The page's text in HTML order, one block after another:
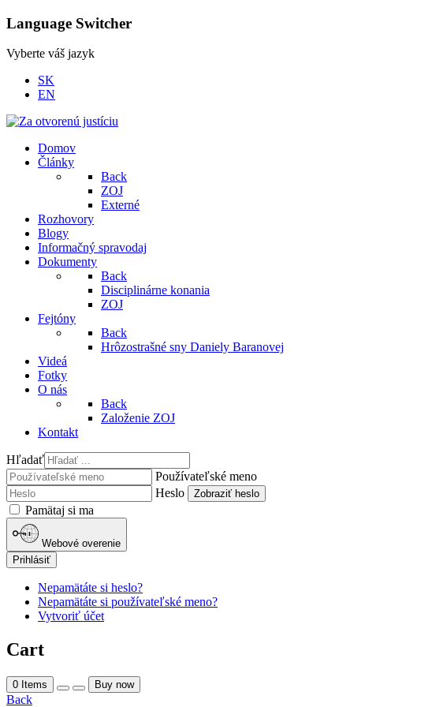
Language Switcher
Vyberte váš jazyk
SK
EN
Domov
Články
Back
ZOJ
Externé
Rozhovory
Blogy
Informačný spravodaj
Dokumenty
Back
Disciplinárne konania
ZOJ
Fejtóny
Back
Hrôzostrašné sny Daniely Baranovej
Videá
Fotky
O nás
Back
Založenie ZOJ
Kontakt
Hľadať
Používateľské meno
Heslo
Zobraziť heslo
Pamätaj si ma
Webové overenie
Prihlásiť
Nepamätáte si heslo?
Nepamätáte si používateľské meno?
Vytvoriť účet
Cart
0 Items Buy now
Back